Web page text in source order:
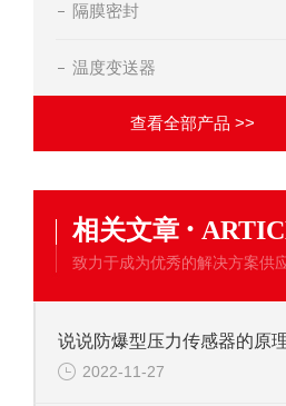
隔膜密封
温度变送器
查看全部产品 >>
相关文章 ·
致力于成为优秀的解决方案供
2022-11-27